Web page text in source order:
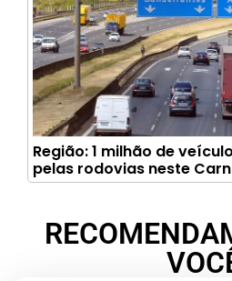
Região: 1 milhão de
pelas rodovias neste